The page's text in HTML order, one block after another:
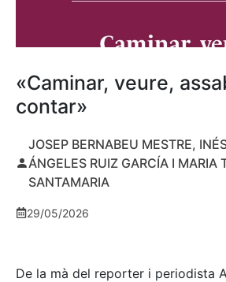
«Caminar, veure,
contar»
JOSEP BERNABEU MESTRE,
ÁNGELES RUIZ GARCÍA I MARIA
SANTAMARIA
29/05/2026
De la mà del reporter i periodista